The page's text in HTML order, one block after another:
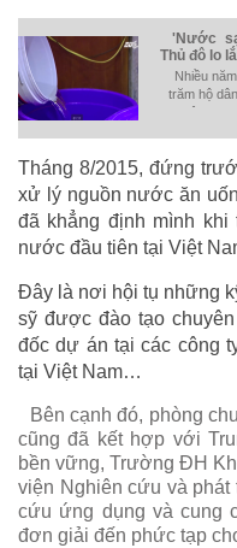
'Nước
Thủ đô lo
Nhiều
trăm hộ
(huyện
Tháng 8/2015, đứng
xử lý nguồn nước ăn
đã khẳng định mình
nước đầu tiên tại Việt
Đây là nơi hội tụ những
sỹ được đào tạo
đốc dự án tại các công
tại Việt Nam…
Bên cạnh đó, phòng
cũng đã kết hợp với
bền vững, Trường ĐH
viện Nghiên cứu và
cứu ứng dụng và cung
đơn giải đến phức tạp